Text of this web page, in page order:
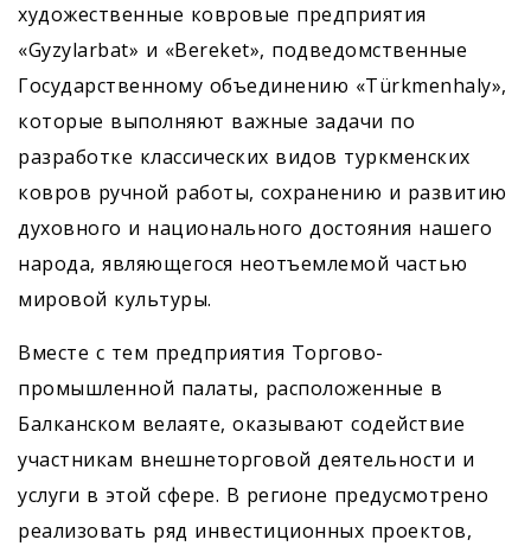
художественные ковровые предприятия
«Gyzylarbat» и «Bereket», подведомственные
Государственному объединению «Türkmenhaly»,
которые выполняют важные задачи по
разработке классических видов туркменских
ковров ручной работы, сохранению и развитию
духовного и национального достояния нашего
народа, являющегося неотъемлемой частью
мировой культуры.
Вместе с тем предприятия Торгово-
промышленной палаты, расположенные в
Балканском велаяте, оказывают содействие
участникам внешнеторговой деятельности и
услуги в этой сфере. В регионе предусмотрено
реализовать ряд инвестиционных проектов,